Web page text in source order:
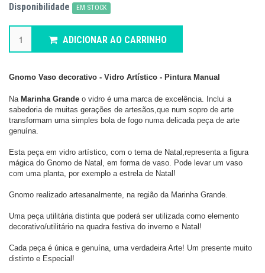
Disponibilidade EM STOCK
ADICIONAR AO CARRINHO
Gnomo Vaso decorativo - Vidro Artístico - Pintura Manual
Na Marinha Grande o vidro é uma marca de excelência. Inclui a
sabedoria de muitas gerações de artesãos,que num sopro de arte
transformam uma simples bola de fogo numa delicada peça de arte
genuína.
Esta peça em vidro artístico, com o tema de Natal,representa a figura
mágica do Gnomo de Natal, em forma de vaso. Pode levar um vaso
com uma planta, por exemplo a estrela de Natal!
Gnomo realizado artesanalmente, na região da Marinha Grande.
Uma peça utilitária distinta que poderá ser utilizada como elemento
decorativo/utilitário na quadra festiva do inverno e Natal!
Cada peça é única e genuína, uma verdadeira Arte! Um presente muito
distinto e Especial!